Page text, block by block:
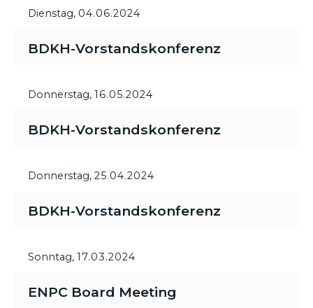
Dienstag, 04.06.2024
BDKH-Vorstandskonferenz
Donnerstag, 16.05.2024
BDKH-Vorstandskonferenz
Donnerstag, 25.04.2024
BDKH-Vorstandskonferenz
Sonntag, 17.03.2024
ENPC Board Meeting